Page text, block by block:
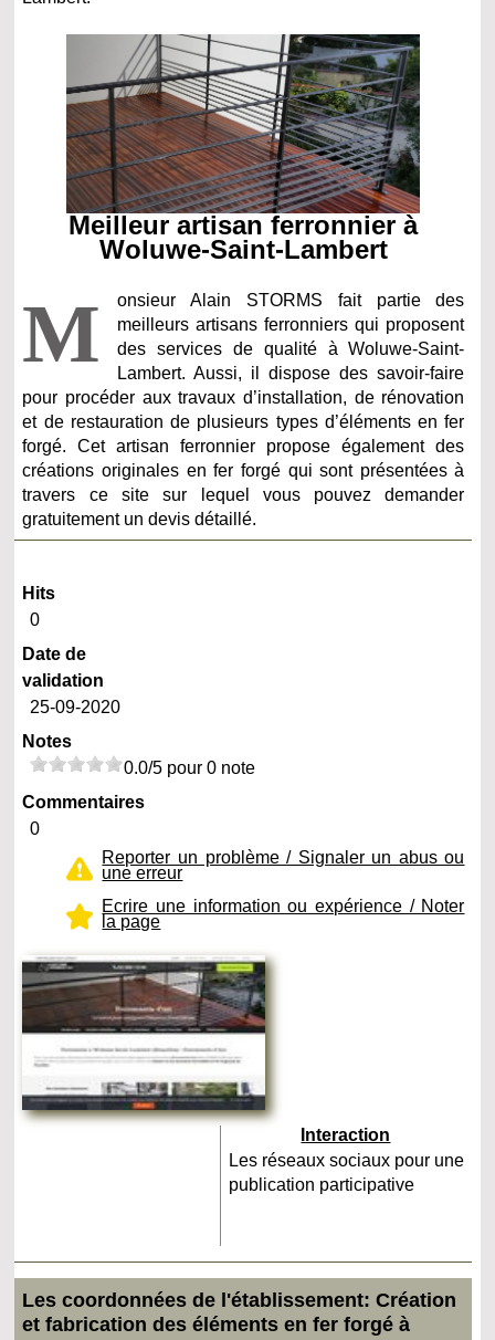
Meilleur artisan ferronnier à
Woluwe-Saint-Lambert
M
onsieur Alain STORMS fait partie des
meilleurs artisans ferronniers qui proposent
des services de qualité à Woluwe-Saint-
Lambert. Aussi, il dispose des savoir-faire
pour procéder aux travaux d’installation, de rénovation
et de restauration de plusieurs types d’éléments en fer
forgé. Cet artisan ferronnier propose également des
créations originales en fer forgé qui sont présentées à
travers ce site sur lequel vous pouvez demander
gratuitement un devis détaillé.
Hits
0
Date de
validation
25-09-2020
Notes
0.0/5 pour 0 note
Commentaires
0
Reporter un problème / Signaler un abus ou
une erreur
Ecrire une information ou expérience / Noter
la page
Interaction
Les réseaux sociaux pour une
publication participative
Les coordonnées de l'établissement: Création
et fabrication des éléments en fer forgé à